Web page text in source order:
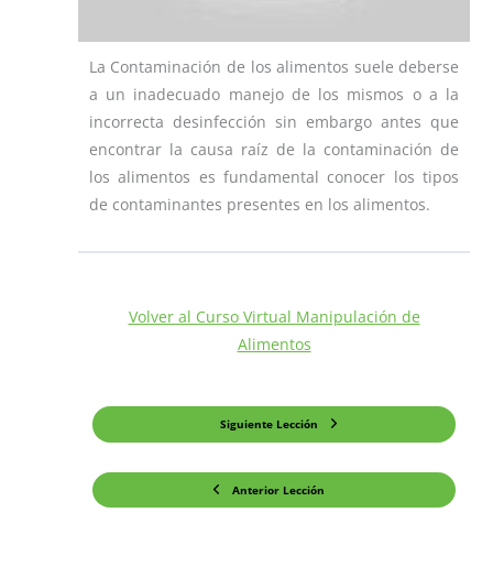
La Contaminación de los alimentos suele deberse
a un inadecuado manejo de los mismos o a la
incorrecta desinfección sin embargo antes que
encontrar la causa raíz de la contaminación de
los alimentos es fundamental conocer los tipos
de contaminantes presentes en los alimentos.
Anterior Lección
Volver al Curso Virtual Manipulación de
Alimentos
Siguiente Lección